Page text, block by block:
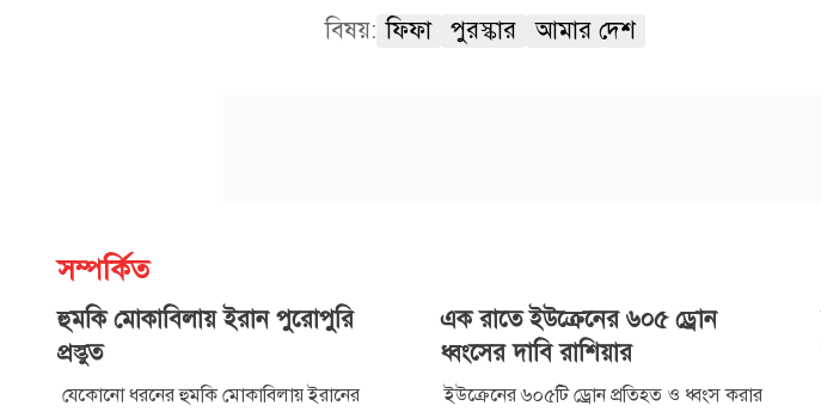
বিষয়: ফিফা পুরস্কার আমার দেশ
সম্পর্কিত
হুমকি মোকাবিলায় ইরান পুরোপুরি
প্রস্তুত
যেকোনো ধরনের হুমকি মোকাবিলায় ইরানের
এক রাতে ইউক্রেনের ৬০৫ ড্রোন
ধ্বংসের দাবি রাশিয়ার
ইউক্রেনের ৬০৫টি ড্রোন প্রতিহত ও ধ্বংস করার